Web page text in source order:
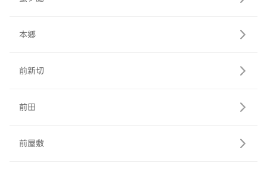
本郷
前新切
前田
前屋敷